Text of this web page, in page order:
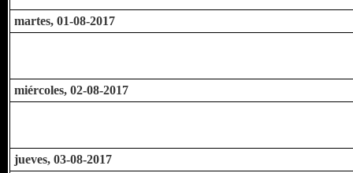
martes, 01-08-2017
miércoles, 02-08-2017
jueves, 03-08-2017